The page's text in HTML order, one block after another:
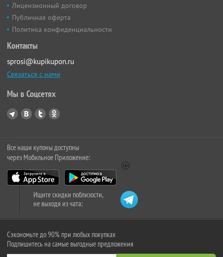
Лицензионный договор
Публичная оферта
Политика конфиденциальности
Контакты
sprosi@kupikupon.ru
Связаться с нами
Мы в Соцсетях
Все наши купоны доступны
через Мобильное Приложение:
Ищите скидки поблизости,
не выходя из чата:
Сэкономьте до 90% при любых покупках
Подпишитесь на самые выгодные предложения